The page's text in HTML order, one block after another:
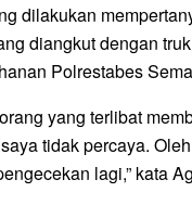
dilakukan
diangkut dengan
Polrestabes
yang terlibat
tidak percaya.
lagi,” kata